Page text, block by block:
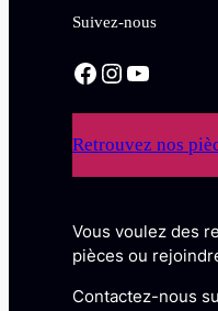
Suivez-nous
Facebook InstagramYouTube
Retrouvez nos
Vous voulez des
pièces ou
Contactez-nous